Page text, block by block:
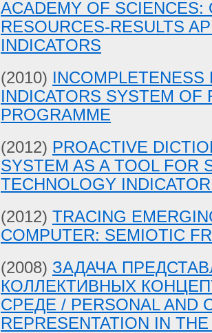
ACADEMY OF SCIENCES:
RESOURCES-RESULTS
INDICATORS
(2010) INCOMPLETENESS
INDICATORS SYSTEM OF
PROGRAMME
(2012) PROACTIVE
SYSTEM AS A TOOL FOR
TECHNOLOGY
(2012) TRACING
COMPUTER: SEMIOTIC
(2008) ЗАДАЧА
КОЛЛЕКТИВНЫХ
СРЕДЕ / PERSONAL AND
REPRESENTATION IN